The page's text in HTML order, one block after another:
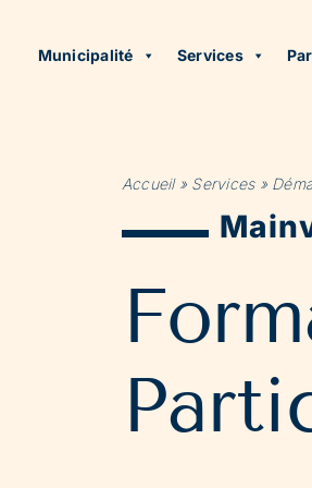
Municipalité Services
Accueil» Services»